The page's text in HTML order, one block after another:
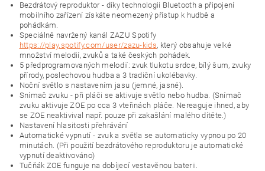
Bezdrátový reproduktor - díky technologii Bluetooth a připojení
mobilního zařízení získáte neomezený přístup k hudbě a
pohádkám.
Speciálně navržený kanál ZAZU Spotify
https://play.spotify.com/user/zazu-kids, který obsahuje velké
množství melodií, zvuků a také českých pohádek.
5 předprogramovaných melodií: zvuk tlukotu srdce, bílý šum, zvuky
přírody, poslechovou hudba a 3 tradiční ukolébavky.
Noční světlo s nastavením jasu (jemné, jasné).
Snímač zvuku - při pláči se aktivuje světlo nebo hudba. (Snímač
zvuku aktivuje ZOE po cca 3 vteřinách pláče. Nereaguje ihned, aby
se ZOE neaktivival např. pouze při zakašlání malého dítěte.)
Nastavení hlasitosti přehrávání
Automatické vypnutí - zvuk a světla se automaticky vypnou po 20
minutách. (Při použití bezdrátového reproduktoru je automatické
vypnutí deaktivováno)
Tučňák ZOE funguje na dobíjecí vestavěnou baterii.